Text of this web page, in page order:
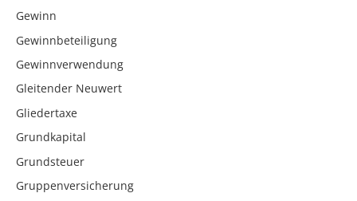
Gewinn
Gewinnbeteiligung
Gewinnverwendung
Gleitender Neuwert
Gliedertaxe
Grundkapital
Grundsteuer
Gruppenversicherung